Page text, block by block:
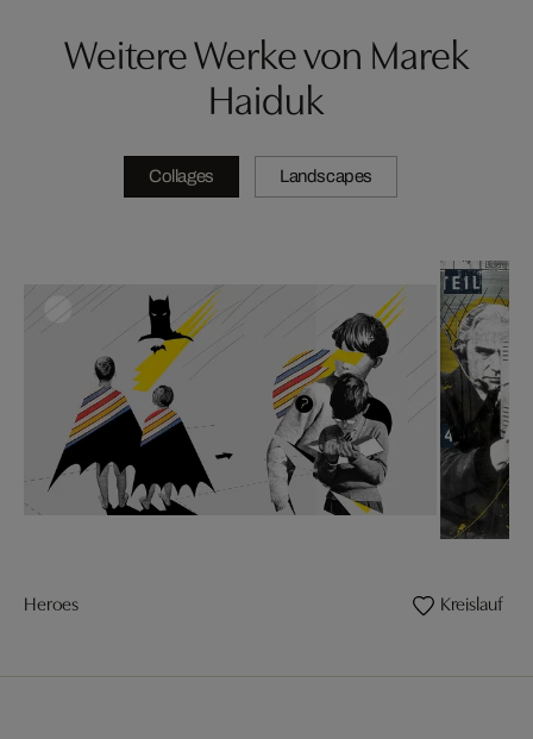
Weitere Werke von Marek
Haiduk
Collages Landscapes
Heroes Kreislauf